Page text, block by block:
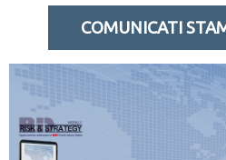
COMUNICATI